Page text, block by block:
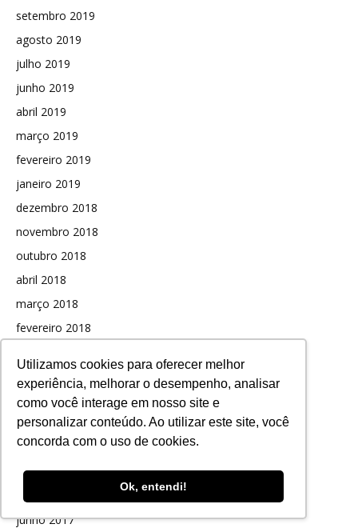
Utilizamos cookies para oferecer melhor
experiência, melhorar o desempenho, analisar
como você interage em nosso site e
personalizar conteúdo. Ao utilizar este site, você
concorda com o uso de cookies.
Ok, entendi!
setembro 2019
agosto 2019
julho 2019
junho 2019
abril 2019
março 2019
fevereiro 2019
janeiro 2019
dezembro 2018
novembro 2018
outubro 2018
abril 2018
março 2018
fevereiro 2018
dezembro 2017
novembro 2017
outubro 2017
setembro 2017
agosto 2017
julho 2017
junho 2017